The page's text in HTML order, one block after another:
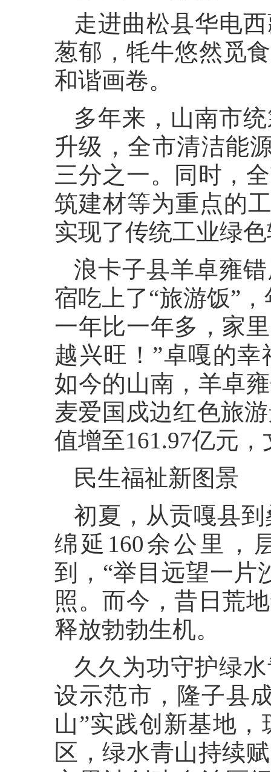
走进曲松县华电
葱郁，牦牛悠然觅
和谐画卷。
多年来，山南市
升级，全市清洁能
三分之一。同时，
筑建材等为重点的
实现了传统工业绿
浪卡子县羊卓雍
宿吃上了“旅游饭”
一年比一年多，家
越兴旺！”卓嘎的
如今的山南，羊卓
麦爱国戍边红色旅
值增至161.97亿元
民生福祉新图景
初夏，从贡嘎县
绵延160余公里，
到，“举目远望一片
照。而今，昔日荒
释放勃勃生机。
久久为功守护绿
设示范市，隆子县
山”实践创新基地
区，绿水青山持续